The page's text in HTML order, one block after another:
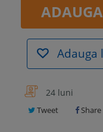
Adauga
24 luni
Tweet Share